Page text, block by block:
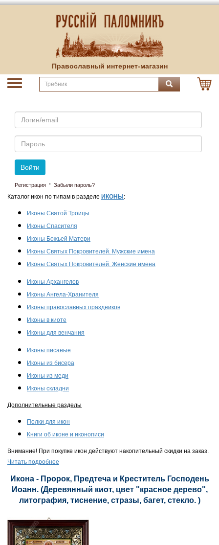
Православный интернет-магазин
Email
Пароль
Войти
Регистрация · Забыли пароль?
Каталог икон по типам в разделе ИКОНЫ :
Иконы Святой Троицы
Иконы Спасителя
Иконы Божьей Матери
Иконы Святых Покровителей. Мужские имена
Иконы Святых Покровителей. Женские имена
Иконы Архангелов
Иконы Ангела-Хранителя
Иконы православных праздников
Иконы в киоте
Иконы для венчания
Иконы писаные
Иконы из бисера
Иконы из меди
Иконы складни
Дополнительные разделы
Полки для икон
Книги об иконе и иконописи
Внимание! При покупке икон действуют накопительный скидки на заказ.
Читать подробнее
Икона - Пророк, Предтеча и Креститель Господень
Иоанн. (Деревянный киот, цвет "красное дерево",
литография, тиснение, стразы, багет, стекло. )